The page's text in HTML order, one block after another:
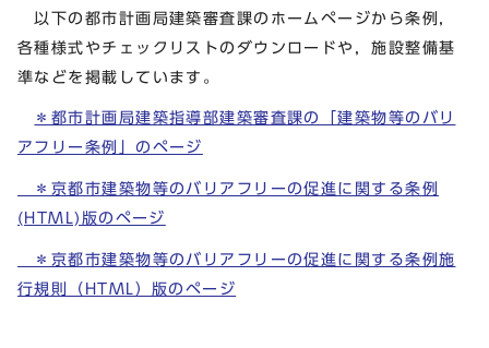
以下の都市計画局建築審査課のホームページから条例，
各種様式やチェックリストのダウンロードや，施設整備基
準などを掲載しています。
＊都市計画局建築指導部建築審査課の「建築物等のバリ
アフリー条例」のページ
＊京都市建築物等のバリアフリーの促進に関する条例
(HTML)版のページ
＊京都市建築物等のバリアフリーの促進に関する条例施
行規則（HTML）版のページ